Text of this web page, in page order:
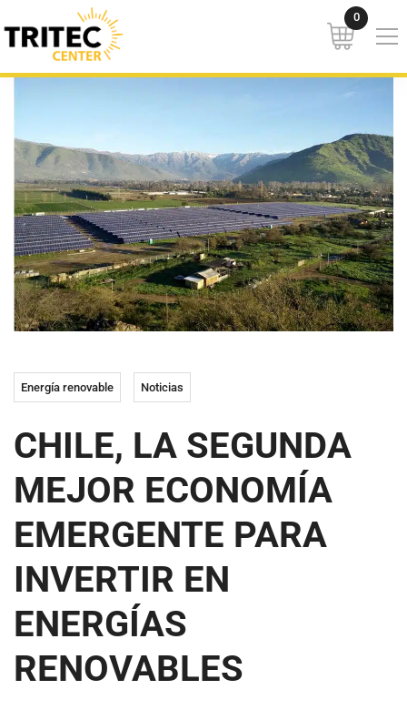
Energía renovable Noticias
CHILE, LA SEGUNDA
MEJOR ECONOMÍA
EMERGENTE PARA
INVERTIR EN
ENERGÍAS
RENOVABLES